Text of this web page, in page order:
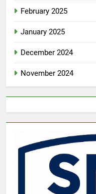
February 2025
January 2025
December 2024
November 2024